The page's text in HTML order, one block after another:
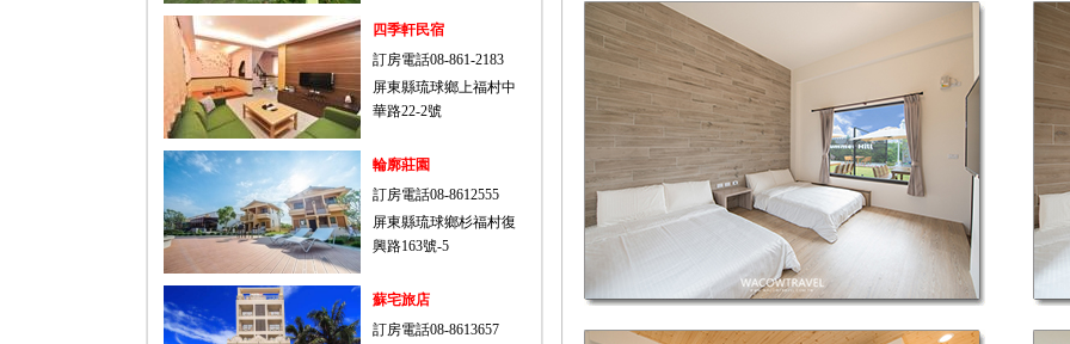
四季軒民宿
訂房電話08-861-2183
屏東縣琉球鄉上福村中
華路22-2號
輪廓莊園
訂房電話08-8612555
屏東縣琉球鄉杉福村復
興路163號-5
蘇宅旅店
訂房電話08-8613657